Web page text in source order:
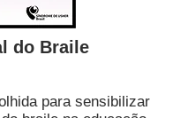
do Braile
para sensibilizar